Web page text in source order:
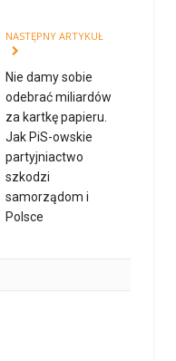
NASTĘPNY ARTYKUŁ
Nie damy sobie
odebrać miliardów
za kartkę papieru.
Jak PiS-owskie
partyjniactwo
szkodzi
samorządom i
Polsce